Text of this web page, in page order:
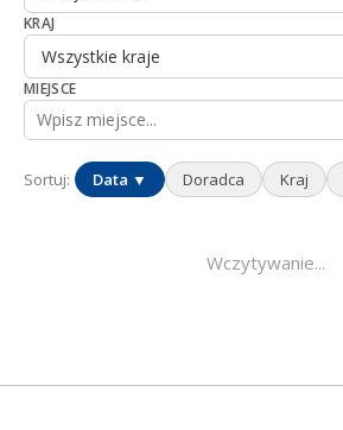
KRAJ
MIEJSCE
Sortuj: Data ▼ Doradca Kraj
Wczytywanie...